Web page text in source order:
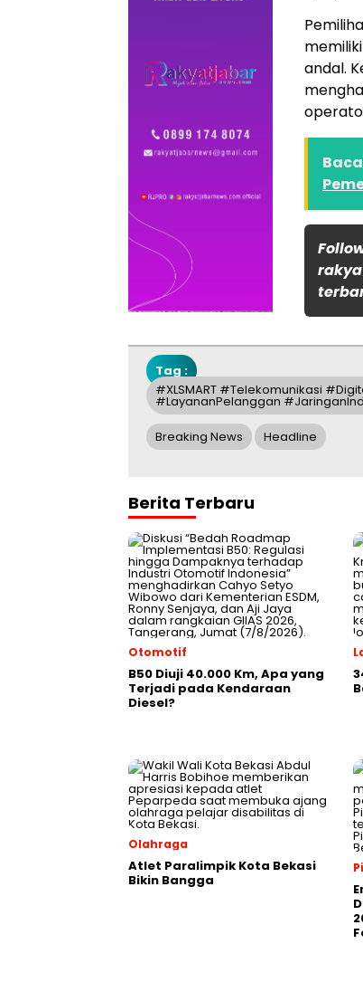
andal.
Tag :
#XLSMART #Telekomunikasi
#LayananPelanggan
Breaking News Headline
Berita Terbaru
Otomotif
B50 Diuji 40.000 Km, Apa yang
Terjadi pada Kendaraan
Diesel?
Olahraga
Atlet Paralimpik Kota Bekasi
Bikin Bangga